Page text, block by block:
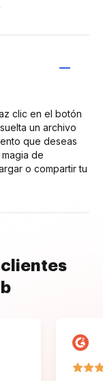
clic en el botón
un archivo
que deseas
de
o compartir tu
clientes